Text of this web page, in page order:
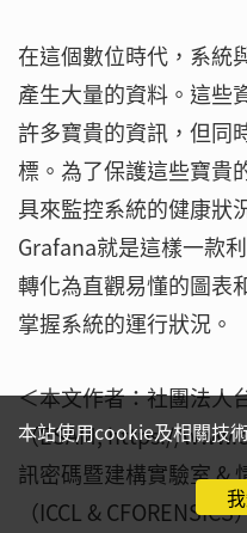
在這個數位時代，系統
產生大量的資料。這些
許多寶貴的資訊，但同
標。為了保護這些寶貴
具來監控系統的健康狀
Grafana就是這樣一款
轉化為直觀易懂的圖表
掌握系統的運行狀況。
＜本文作者：社團法人
（ESAM, https://
訊密碼暨建構實驗室 &
（ICCL &
本站使用cookie及相關技